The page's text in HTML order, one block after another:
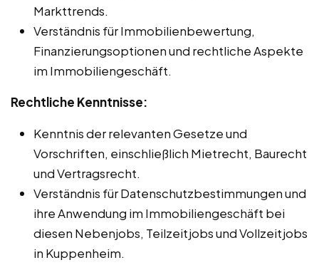
Markttrends.
Verständnis für Immobilienbewertung,
Finanzierungsoptionen und rechtliche Aspekte
im Immobiliengeschäft.
Rechtliche Kenntnisse:
Kenntnis der relevanten Gesetze und
Vorschriften, einschließlich Mietrecht, Baurecht
und Vertragsrecht.
Verständnis für Datenschutzbestimmungen und
ihre Anwendung im Immobiliengeschäft bei
diesen Nebenjobs, Teilzeitjobs und Vollzeitjobs
in Kuppenheim.